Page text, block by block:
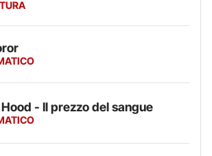
- Il prezzo del sangue